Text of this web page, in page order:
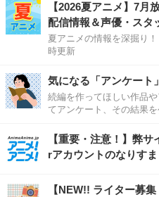
【2026夏アニメ】7月
配信情報＆声優・スタ
夏アニメの情報を深掘り
時更新
気になる「アンケート
続編を作ってほしい作品
てアンケート、その結果を
【重要・注意！】弊
rアカウントのなりす
【NEW!! ライター募集